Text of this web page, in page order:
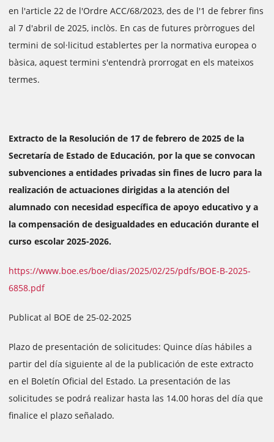
en l'article 22 de l'Ordre ACC/68/2023, des de l'1 de febrer fins
al 7 d'abril de 2025, inclòs. En cas de futures pròrrogues del
termini de sol·licitud establertes per la normativa europea o
bàsica, aquest termini s'entendrà prorrogat en els mateixos
termes.
Extracto de la Resolución de 17 de febrero de 2025 de la
Secretaría de Estado de Educación, por la que se convocan
subvenciones a entidades privadas sin fines de lucro para la
realización de actuaciones dirigidas a la atención del
alumnado con necesidad específica de apoyo educativo y a
la compensación de desigualdades en educación durante el
curso escolar 2025-2026.
https://www.boe.es/boe/dias/2025/02/25/pdfs/BOE-B-2025-
6858.pdf
Publicat al BOE de 25-02-2025
Plazo de presentación de solicitudes: Quince días hábiles a
partir del día siguiente al de la publicación de este extracto
en el Boletín Oficial del Estado. La presentación de las
solicitudes se podrá realizar hasta las 14.00 horas del día que
finalice el plazo señalado.